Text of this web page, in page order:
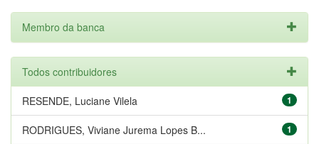
Membro da banca
Todos contribuidores
1
RESENDE, Luciane Vilela
1
RODRIGUES, Viviane Jurema Lopes B...